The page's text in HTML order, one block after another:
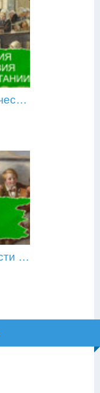
Основы педагогической психологии: внешние воздействия и внутренние условия в обучении и воспитании
Принцип активности в образовании